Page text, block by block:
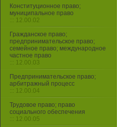
Конституционное право;
муниципальное право
::: 12.00.02
Гражданское право;
предпринимательское право;
семейное право; международное
частное право
::: 12.00.03
Предпринимательское право;
арбитражный процесс
::: 12.00.04
Трудовое право; право
социального обеспечения
::: 12.00.05